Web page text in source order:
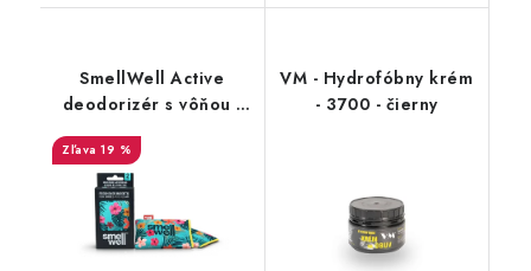
SmellWell Active
deodorizér s vôňou -
19 %
VM - Hydrofóbny krém
- 3700 - čierny